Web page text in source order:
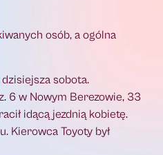
osób, a ogólna
sobota.
6 w Nowym Berezowie, 33
idącą jezdnią kobietę.
Kierowca Toyoty był